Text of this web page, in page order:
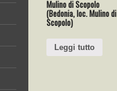
Mulino di Scopolo
(Bedonia, loc. Mulino di
Scopolo)
Leggi tutto